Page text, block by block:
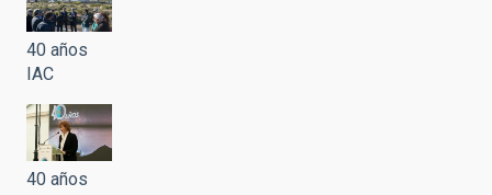
40 años
IAC
40 años